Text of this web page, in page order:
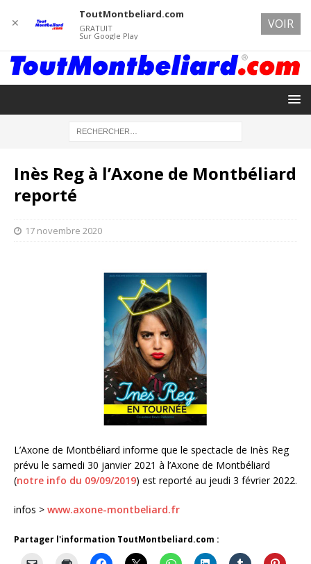
Inès Reg à l’Axone de Montbéliard
reporté
17 novembre 2020
L’Axone de Montbéliard informe que le spectacle de Inès Reg
prévu le samedi 30 janvier 2021 à l’Axone de Montbéliard
(notre info du 09/09/2019) est reporté au jeudi 3 février 2022.
infos > www.axone-montbeliard.fr
Partager l'information ToutMontbeliard.com :
✕
ToutMontbeliard.com
GRATUIT
Sur Google Play
VOIR